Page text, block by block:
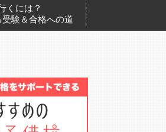
くには？
験＆合格への道